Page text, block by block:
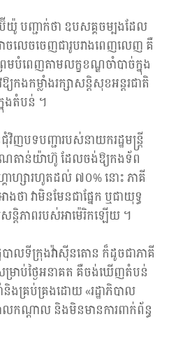
ប៊ីយ៉ូ បញ្ជាក់ថា ឧបសគ្គចម្បងដែល
ាចលេចចេញជារូបរាងពេញលេញ គឺ
បំពេញតាមលក្ខខណ្ឌចាំបាច់ក្នុង
យកងកម្លាំងរក្សាសន្តិសុខអន្តរជាតិ
ងតំបន់ ។
ញបទបញ្ជារបស់នាយករដ្ឋមន្ត្រី
តាន់យ៉ាហ៊ូ ដែលចង់ឱ្យកងទ័ព
ាហ្សារហូតដល់ ៧០% នោះ ភាគី
ថា វាមិនមែនជាផ្នែក ឬជាយុទ្ធ
សន្តិភាពរបស់អាម៉េរិកឡើយ ។
បាលទីក្រុងវ៉ាស៊ីនតោន ក៏ដូចជាភាគី
រាប់ថ្ងៃអនាគត គឺចង់ឃើញតំបន់
និងគ្រប់គ្រងដោយ «រដ្ឋាភិបាល
លកណ្តាល និងមិនមានការពាក់ព័ន្ធ